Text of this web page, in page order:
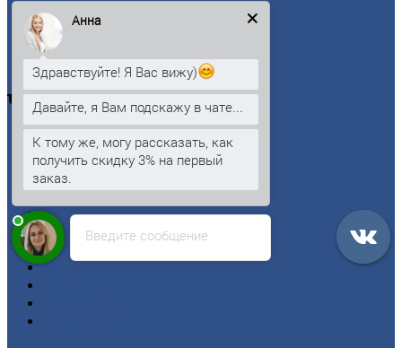
Новости
Личныйкабинет
Оформление
Оплата
Черныйметаллопрокат
Арматура
Двутавроваябалка (двутавр)
Квадрат
Лист
Проволока
Рельсы
Сетка
Введите сообщение
Анна
Здравствуйте! Я Вас вижу)
Давайте, я Вам подскажу в чате...
К тому же, могу рассказать, как
получить скидку 3% на первый
заказ.